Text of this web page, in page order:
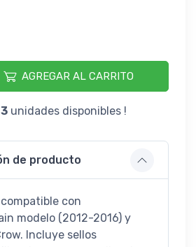
AGREGAR AL CARRITO
3unidades disponibles !
de producto
con
modelo (2012-2016) y
Incluye sellos